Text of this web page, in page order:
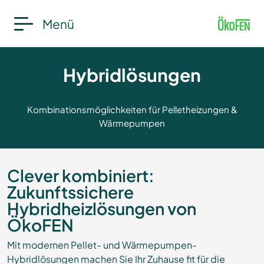
Menü
Hybridlösungen
Kombinationsmöglichkeiten für Pelletheizungen &
Wärmepumpen
Clever kombiniert:
Zukunftssichere
Hybridheizlösungen von
ÖkoFEN
Mit modernen Pellet- und Wärmepumpen-
Hybridlösungen machen Sie Ihr Zuhause fit für die